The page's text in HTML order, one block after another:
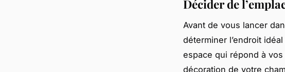
Décider de
Avant de vous lancer
déterminer l’endroit
espace qui répond à
décoration de votre